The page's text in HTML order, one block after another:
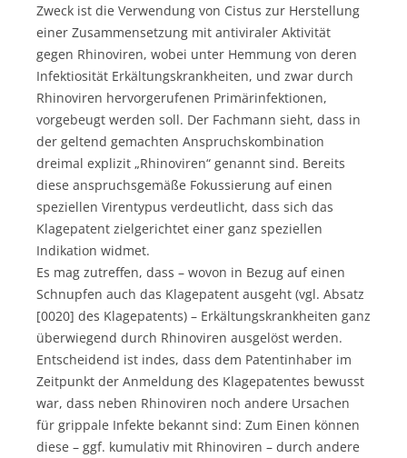
Zweck ist die Verwendung von Cistus zur Herstellung
einer Zusammensetzung mit antiviraler Aktivität
gegen Rhinoviren, wobei unter Hemmung von deren
Infektiosität Erkältungskrankheiten, und zwar durch
Rhinoviren hervorgerufenen Primärinfektionen,
vorgebeugt werden soll. Der Fachmann sieht, dass in
der geltend gemachten Anspruchskombination
dreimal explizit „Rhinoviren“ genannt sind. Bereits
diese anspruchsgemäße Fokussierung auf einen
speziellen Virentypus verdeutlicht, dass sich das
Klagepatent zielgerichtet einer ganz speziellen
Indikation widmet.
Es mag zutreffen, dass – wovon in Bezug auf einen
Schnupfen auch das Klagepatent ausgeht (vgl. Absatz
[0020] des Klagepatents) – Erkältungskrankheiten ganz
überwiegend durch Rhinoviren ausgelöst werden.
Entscheidend ist indes, dass dem Patentinhaber im
Zeitpunkt der Anmeldung des Klagepatentes bewusst
war, dass neben Rhinoviren noch andere Ursachen
für grippale Infekte bekannt sind: Zum Einen können
diese – ggf. kumulativ mit Rhinoviren – durch andere